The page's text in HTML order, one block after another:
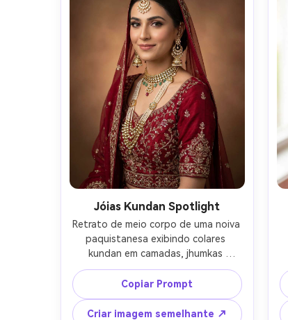
linha do cabelo, editorial de beleza
de alta qualidade- -ar 4:5
Jóias Kundan Spotlight
Retrato de meio corpo de uma noiva
paquistanesa exibindo colares
kundan em camadas, jhumkas
declaração e um detalhado matha
patti, sorriso sutil, fundo de estúdio
neutro com gradiente suave, tirado
em Sony A1, 85mm f/1.4, luz chave
Copiar Prompt
Criar imagem semelhante ↗